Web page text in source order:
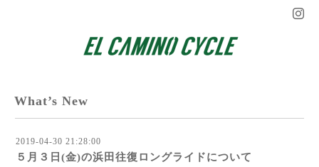
What’s New
2019-04-30 21:28:00
５月３日(金)の浜田往復ロングライドについて